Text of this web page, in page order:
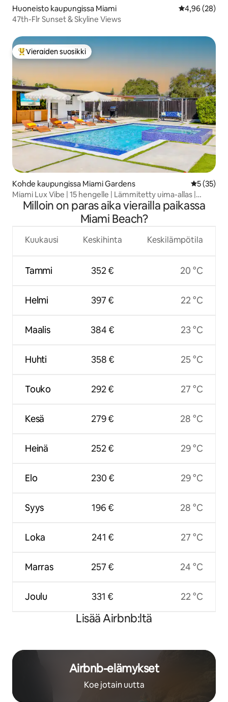
Huoneisto kaupungissa Miami
4,96 (28)
47th-Flr Sunset & Skyline Views
Vieraiden suosikkien parhaimmistoa
Vieraiden suosikki
Kohde kaupungissa Miami Gardens
5 (35)
Miami Lux Vibe | 15 hengelle | Lämmitetty uima-allas |
Pelejä | Grilli
Milloin on paras aika vierailla paikassa
Miami Beach?
Kuukausi
Tammi
Helmi
Maalis
Huhti
Touko
Kesä
Heinä
Elo
Syys
Loka
Marras
Joulu
Keskihinta
352 €
397 €
384 €
358 €
292 €
279 €
252 €
230 €
196 €
241 €
257 €
331 €
Keskilämpötila
20 °C
22 °C
23 °C
25 °C
27 °C
28 °C
29 °C
29 °C
28 °C
27 °C
24 °C
22 °C
Lisää Airbnb:ltä
Airbnb-elämykset
Koe jotain uutta